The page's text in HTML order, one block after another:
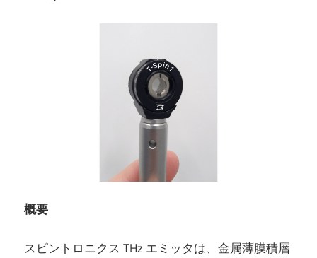
概要
スピントロニクス THz エミッタは、金属薄膜積層